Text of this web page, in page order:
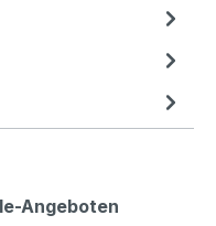
Angeboten